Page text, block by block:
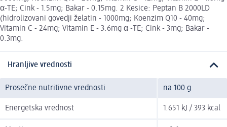
α-TE; Cink - 1.5mg; Bakar - 0.15mg. 2 Kesice: Peptan B 2000LD
(hidrolizovani govedji želatin - 1000mg; Koenzim Q10 - 40mg;
Vitamin C - 24mg; Vitamin E - 3.6mg α -TE; Cink - 3mg; Bakar -
0.3mg.
Hranljive vrednosti
Prosečne nutritivne vrednosti na 100 g
Energetska vrednost 1.651 kJ / 393 kcal